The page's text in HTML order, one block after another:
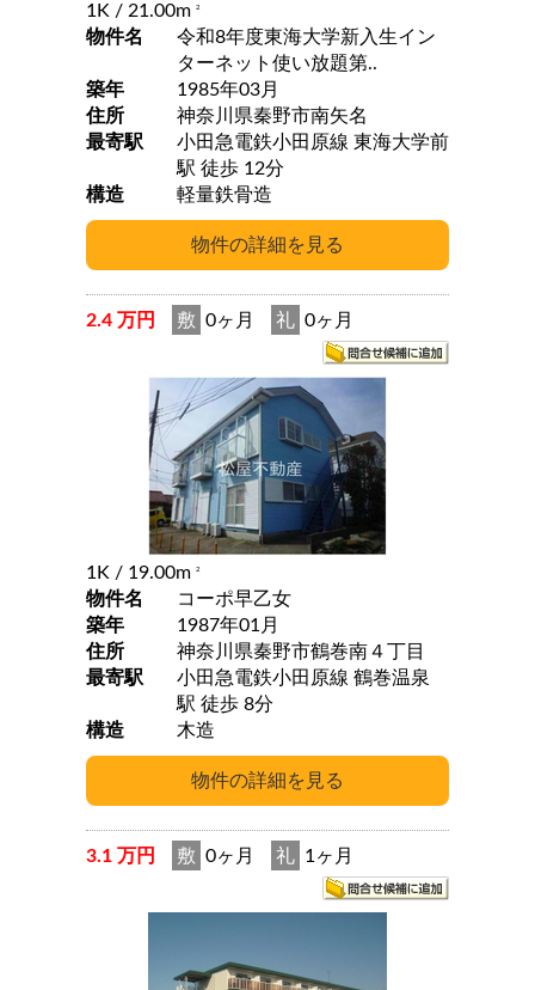
1K / 21.00m 2
物件名
令和8年度東海大学新入生イン
ターネット使い放題第..
築年
1985年03月
住所
神奈川県秦野市南矢名
最寄駅
小田急電鉄小田原線 東海大学前
駅 徒歩 12分
構造
軽量鉄骨造
2.4 万円 敷 0ヶ月 礼 0ヶ月
1K / 19.00m 2
物件名
コーポ早乙女
築年
1987年01月
住所
神奈川県秦野市鶴巻南４丁目
最寄駅
小田急電鉄小田原線 鶴巻温泉
駅 徒歩 8分
構造
木造
3.1 万円 敷 0ヶ月 礼 1ヶ月